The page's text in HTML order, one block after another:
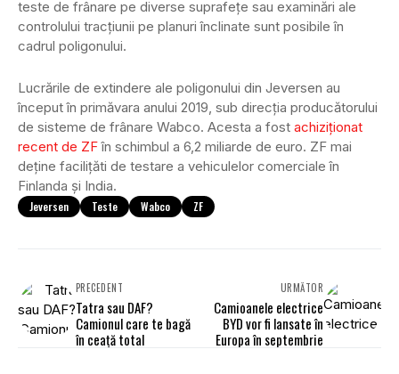
teste de frânare pe diverse suprafețe sau examinări ale
controlului tracțiunii pe planuri înclinate sunt posibile în
cadrul poligonului.
Lucrările de extindere ale poligonului din Jeversen au
început în primăvara anului 2019, sub direcția producătorului
de sisteme de frânare Wabco. Acesta a fost achiziționat
recent de ZFîn schimbul a 6,2 miliarde de euro. ZF mai
deține facilițăti de testare a vehiculelor comerciale în
Finlanda și India.
Jeversen Teste Wabco ZF
PRECEDENT
Tatra sau DAF?
Camionul care te bagă
în ceață total
URMĂTOR
Camioanele electrice
BYD vor fi lansate în
Europa în septembrie